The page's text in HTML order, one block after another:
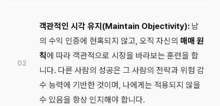
객관적인 시각 유지(Maintain Objectivity): 남
의 수익 인증에 현혹되지 않고, 오직 자신의 매매 원
칙에 따라 객관적으로 시장을 바라보는 훈련을 합
니다. 다른 사람의 성공은 그 사람의 전략과 위험 감
수 능력에 기반한 것이며, 나에게는 적용되지 않을
수 있음을 항상 인지해야 합니다.